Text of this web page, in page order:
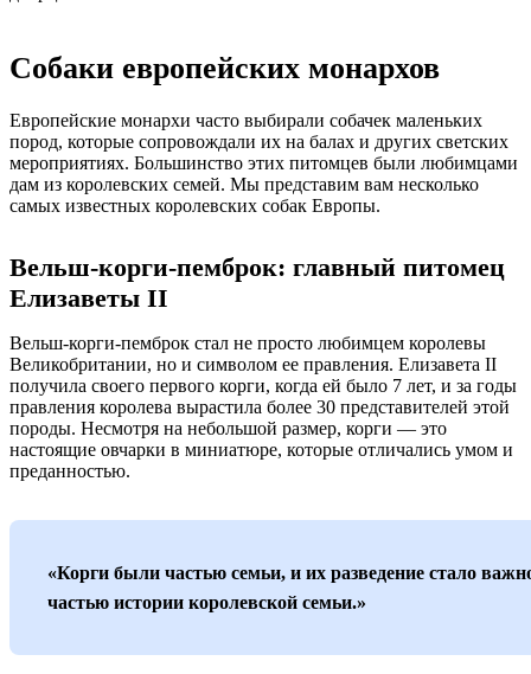
Собаки европейских монархов
Европейские монархи часто выбирали собачек маленьких
пород, которые сопровождали их на балах и других светских
мероприятиях. Большинство этих питомцев были любимцами
дам из королевских семей. Мы представим вам несколько
самых известных королевских собак Европы.
Вельш-корги-пемброк: главный питомец
Елизаветы II
Вельш-корги-пемброк стал не просто любимцем королевы
Великобритании, но и символом ее правления. Елизавета II
получила своего первого корги, когда ей было 7 лет, и за годы
правления королева вырастила более 30 представителей этой
породы. Несмотря на небольшой размер, корги — это
настоящие овчарки в миниатюре, которые отличались умом и
преданностью.
«Корги были частью семьи, и их разведение стало
частью истории королевской семьи.»